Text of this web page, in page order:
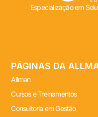
Especialização em
PÁGINAS DA
Allman
Cursos e Treinamentos
Consultoria em Gestão